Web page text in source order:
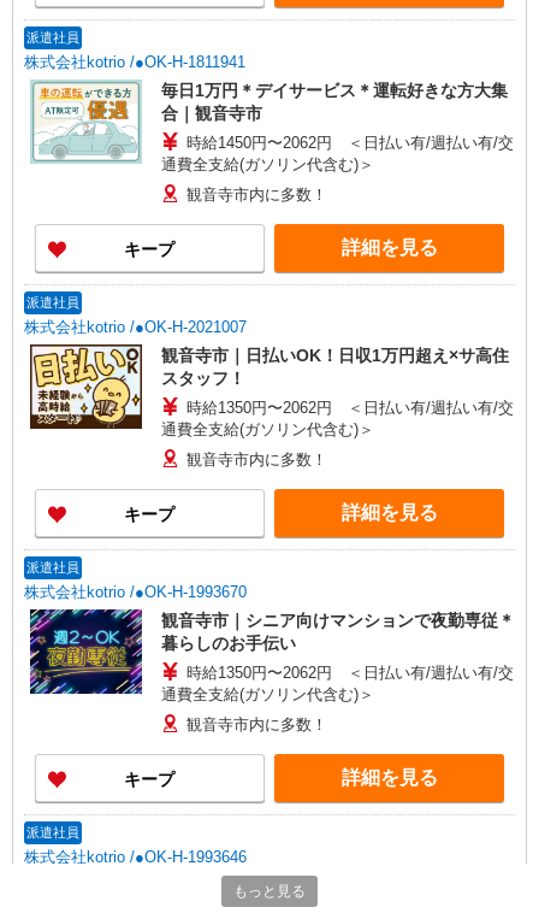
派遣社員
株式会社kotrio /●OK-H-1811941
毎日1万円＊デイサービス＊運転好きな方大集
合｜観音寺市
時給1450円〜2062円 ＜日払い有/週払い有/交
通費全支給(ガソリン代含む)＞
観音寺市内に多数！
キープ 詳細を見る
派遣社員
株式会社kotrio /●OK-H-2021007
観音寺市｜日払いOK！日収1万円超え×サ高住
スタッフ！
時給1350円〜2062円 ＜日払い有/週払い有/交
通費全支給(ガソリン代含む)＞
観音寺市内に多数！
キープ 詳細を見る
派遣社員
株式会社kotrio /●OK-H-1993670
観音寺市｜シニア向けマンションで夜勤専従＊
暮らしのお手伝い
時給1350円〜2062円 ＜日払い有/週払い有/交
通費全支給(ガソリン代含む)＞
観音寺市内に多数！
キープ 詳細を見る
派遣社員
株式会社kotrio /●OK-H-1993646
観音寺市｜サ高住STAFF＊落ち着いた雰囲気
でゆったりお仕事♪
もっと見る